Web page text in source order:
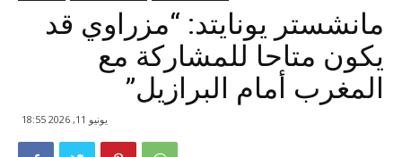
مانشستر يونايتد: “مزراوي قد
يكون متاحا للمشاركة مع
المغرب أمام البرازيل”
يونيو 11, 2026 18:55